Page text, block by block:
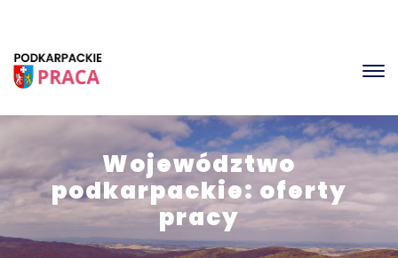
Województwo
podkarpackie: oferty
pracy